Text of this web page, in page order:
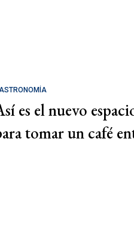
es el nuevo
tomar un café